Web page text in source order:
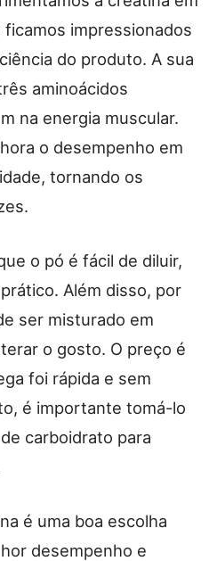
impressionados
do produto. A sua
aminoácidos
na energia muscular.
o desempenho em
tornando os
o pó é fácil de diluir,
Além disso, por
ser misturado em
o gosto. O preço é
foi rápida e sem
é importante tomá-lo
carboidrato para
é uma boa escolha
desempenho e